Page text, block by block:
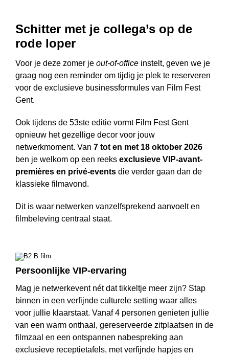
Schitter met je collega’s op de
rode loper
Voor je deze zomer je out-of-office instelt, geven we je
graag nog een reminder om tijdig je plek te reserveren
voor de exclusieve businessformules van Film Fest
Gent.
Ook tijdens de 53ste editie vormt Film Fest Gent
opnieuw het gezellige decor voor jouw
netwerkmoment. Van 7 tot en met 18 oktober 2026
ben je welkom op een reeks exclusieve VIP-avant-
premières en privé-events die verder gaan dan de
klassieke filmavond.
Dit is waar netwerken vanzelfsprekend aanvoelt en
filmbeleving centraal staat.
Persoonlijke VIP-ervaring
Mag je netwerkevent nét dat tikkeltje meer zijn? Stap
binnen in een verfijnde culturele setting waar alles
voor jullie klaarstaat. Vanaf 4 personen genieten jullie
van een warm onthaal, gereserveerde zitplaatsen in de
filmzaal en een ontspannen nabespreking aan
exclusieve receptietafels, met verfijnde hapjes en